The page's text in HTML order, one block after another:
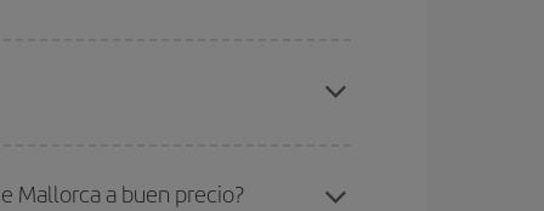
Jaén-Palma de Mallorca-dest
Mallorca a buen precio?